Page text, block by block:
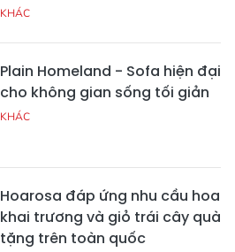
KHÁC
Plain Homeland - Sofa hiện đại
cho không gian sống tối giản
KHÁC
Hoarosa đáp ứng nhu cầu hoa
khai trương và giỏ trái cây quà
tặng trên toàn quốc